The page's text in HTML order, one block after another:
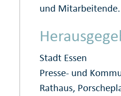
und Mitarbeitende.
Stadt Essen
Presse- und
Rathaus,